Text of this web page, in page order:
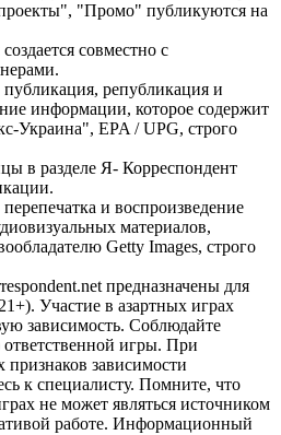
"Промо" публикуются на
совместно с
републикация и
информации, которое содержит
Украина", EPA / UPG, строго
в разделе Я- Корреспондент
и воспроизведение
материалов,
Getty Images, строго
предназначены для
Участие в азартных играх
зависимость. Соблюдайте
игры. При
зависимости
к специалисту. Помните, что
не может являться источником
работе. Информационный